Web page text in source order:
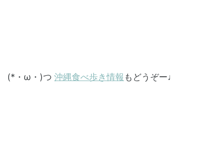
(*・ω・)つ 沖縄食べ歩き情報 もどうぞー♩